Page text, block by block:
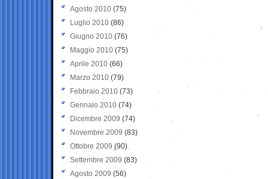
Agosto 2010 (75)
Luglio 2010 (86)
Giugno 2010 (76)
Maggio 2010 (75)
Aprile 2010 (66)
Marzo 2010 (79)
Febbraio 2010 (73)
Gennaio 2010 (74)
Dicembre 2009 (74)
Novembre 2009 (83)
Ottobre 2009 (90)
Settembre 2009 (83)
Agosto 2009 (56)